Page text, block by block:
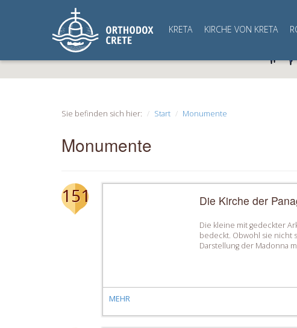
KRETA KIRCHE VON KRETA
Sie befinden sich hier: Start Monumente
Monumente
151 Die Kirche der
Die kleine mit gedeckter
bedeckt. Obwohl sie nicht
Darstellung der Madonna
MEHR